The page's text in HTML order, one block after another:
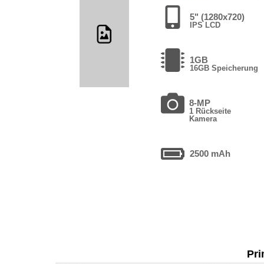
5" (1280x720)
IPS LCD
1GB
16GB Speicherung
8-MP
1 Rückseite
Kamera
2500 mAh